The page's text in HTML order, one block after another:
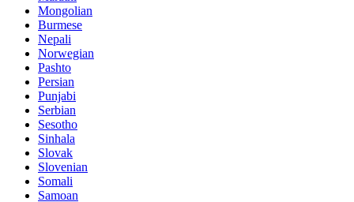
Mongolian
Burmese
Nepali
Norwegian
Pashto
Persian
Punjabi
Serbian
Sesotho
Sinhala
Slovak
Slovenian
Somali
Samoan